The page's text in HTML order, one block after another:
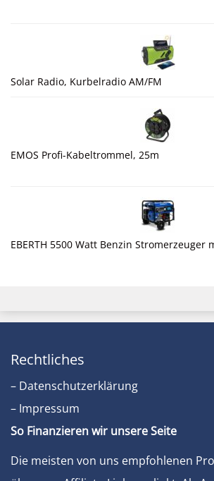
Solar Radio, Kurbelradio AM/FM
EMOS Profi-Kabeltrommel, 25m
EBERTH 5500 Watt Benzin Stromerzeuger
Rechtliches
– Datenschutzerklärung
– Impressum
So Finanzieren wir unsere Seite
Die meisten von uns empfohlenen